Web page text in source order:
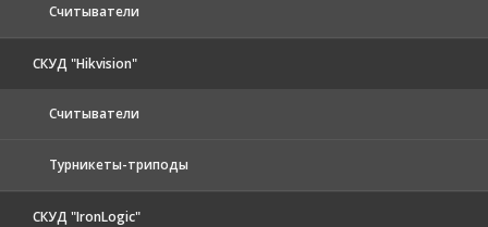
Считыватели
СКУД "Hikvision"
Считыватели
Турникеты-триподы
СКУД "IronLogic"